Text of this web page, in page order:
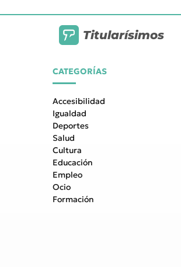
Titularísimos
CATEGORÍAS
Accesibilidad
Igualdad
Deportes
Salud
Cultura
Educación
Empleo
Ocio
Formación